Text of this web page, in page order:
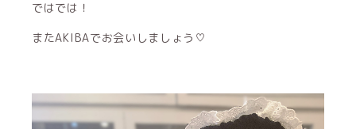
ではでは！
またAKIBAでお会いしましょう♡